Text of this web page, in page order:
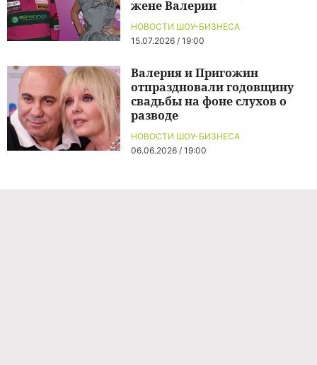
НОВОСТИ ШОУ-БИЗНЕСА
15.07.2026 / 19:00
жене Валерии
НОВОСТИ ШОУ-БИЗНЕСА
06.06.2026 / 19:00
Валерия и Пригожин
отпраздновали годовщину
свадьбы на фоне слухов о
разводе